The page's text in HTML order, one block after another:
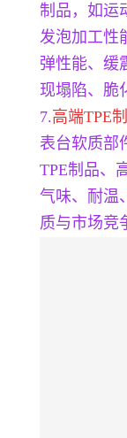
制品，如运
发泡加工性
弹性能、缓
现塌陷、脆
7.高端TPE
表台软质部
TPE制品、
气味、耐温
质与市场竞